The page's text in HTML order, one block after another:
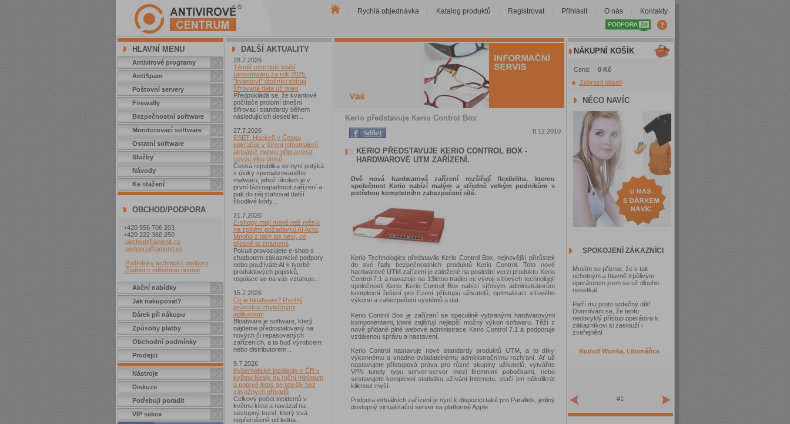
Rychlá objednávka Katalog produktů Registrovat Přihlásit O nás Kontakty
HLAVNÍ MENU
Antivirové programy
AntiSpam
Poštovní servery
Firewally
Bezpečnostní software
Monitorovací software
Ostatní software
Služby
Návody
Ke stažení
OBCHOD/PODPORA
+420 556 706 203
+420 222 360 250
obchod@amenit.cz
podpora@amenit.cz
Podmínky technické podpory
Žádost o odbornou pomoc
Akční nabídky
Jak nakupovat?
Dárek při nákupu
Způsoby platby
Obchodní podmínky
Prodejci
Nástroje
Diskuze
Potřebuji poradit
VIP sekce
DALŠÍ AKTUALITY
28.7.2026
Téměř osm tisíc obětí
ransomwaru za rok 2025:
"kvantoví" útočníci sbírají
šifrovaná data už dnes
Předpokládá se, že kvantové
počítače prolomí dnešní
šifrovací standardy během
následujících deseti let...
27.7.2026
ESET: Hackeři v Česku
pokračují v šíření infostealerů,
aktuálně mohou připravovat
novou vlnu útoků
Česká republika se nyní potýká
s útoky specializovaného
malwaru, jehož úkolem je v
první fázi napadnout zařízení a
pak do něj stahovat další
škodlivé kódy...
21.7.2026
E-shopy mají méně než měsíc
na splnění požadavků AI Actu.
Mnoho z nich ale neví, co
přesně to znamená
Pokud provozujete e-shop s
chatbotem zákaznické podpory
nebo používáte AI k tvorbě
produktových popisků,
regulace se na vás vztahuje...
15.7.2026
Co je bloatware? Rychlý
průvodce zbytečnými
aplikacemi
Bloatware je software, který
najdeme předinstalovaný na
nových či repasovaných
zařízeních, a to buď výrobcem
nebo distributorem...
9.7.2026
Kybernetické incidenty v ČR v
květnu klesly na roční minimum
a poprvé letos se obešly bez
závažných případů
Celkový počet incidentů v
květnu klesl a navázal na
sestupný trend, který trvá
nepřerušeně od ledna...
Kerio představuje Kerio Control Box
8.12.2010
KERIO PŘEDSTAVUJE KERIO CONTROL BOX -
HARDWAROVÉ UTM ZAŘÍZENÍ.
Dvě nová hardwarová zařízení rozšiřují flexibilitu, kterou
společnost Kerio nabízí malým a středně velkým podnikům s
potřebou kompletního zabezpečení sítě.
Kerio Technologies představilo Kerio Control Box, nejnovější přírůstek
do své řady bezpečnostních produktů Kerio Control. Toto nové
hardwarové UTM zařízení je založené na poslední verzi produktu Kerio
Control 7.1 a navazuje na 13letou tradici ve vývoji síťových technologií
společnosti Kerio. Kerio Control Box nabízí síťovým administrátorům
komplexní řešení pro řízení přístupu uživatelů, optimalizaci síťového
výkonu a zabezpečení systémů a dat.
Kerio Control Box je zařízení se speciálně vybranými hardwarovými
komponentami, které zajišťují nejlepší možný výkon softwaru. Těží z
nově přidané plné webové administrace Kerio Control 7.1 a podporuje
vzdálenou správu a nastavení.
Kerio Control nastavuje nové standardy produktů UTM, a to díky
výkonnému a snadno ovladatelnému administračnímu rozhraní. Ať už
nastavujete přístupová práva pro různé skupiny uživatelů, vytváříte
VPN tunely typu server-server mezi firemními pobočkami, nebo
sestavujete komplexní statistiku užívání Internetu, stačí jen několikrát
kliknout myší.
Podpora virtuálních zařízení je nyní k dispozici také pro Parallels, jediný
dostupný virtualizační server na platformě Apple.
NÁKUPNÍ KOŠÍK
Cena: 0 Kč
Zobrazit obsah
NĚCO NAVÍC
SPOKOJENÍ ZÁKAZNÍCI
Musím se přiznat, že s tak
ochotným a hlavně trpělivým
operátorem jsem se už dlouho
nesetkal.
Patří mu proto srdečný dík!
Domnívám se, že tento
neobvyklý přístup operátora k
zákazníkovi si zaslouží i
zveřejnění
Rudolf Wonka, Litoměřice
#1